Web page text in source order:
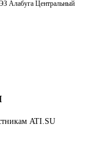
Алабуга Центральный
ATI.SU